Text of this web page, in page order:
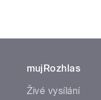
mujRozhlas
Živé vysílání